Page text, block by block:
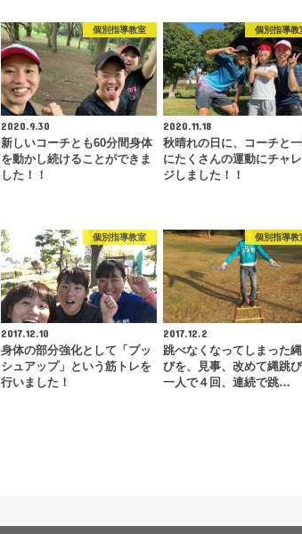
個別指導教室
2020.9.30
新しいコーチとも60分間身体
を動かし続けることができま
した！！
個別指導教
2020.11.18
秋晴れの日に、コーチと
にたくさんの運動にチャ
ジしました！！
個別指導教室
2017.12.10
身体の部分強化として「プッ
シュアップ」という筋トレを
行いました！
個別指導教
2017.12.2
跳べなくなってしまった
びを、見事、改めて縄跳
一人で４回、連続で跳…